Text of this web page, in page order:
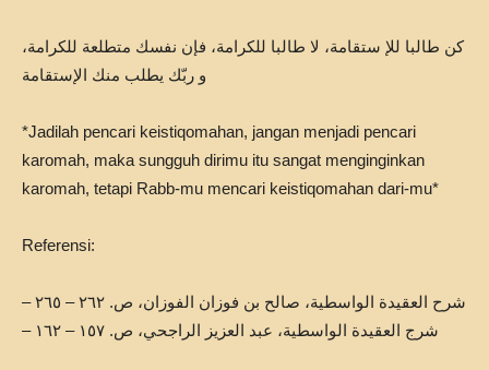
كن طالبا للإ ستقامة، لا طالبا للكرامة، فإن نفسك متطلعة للكرامة،
و ربّك يطلب منك الإستقامة
*Jadilah pencari keistiqomahan, jangan menjadi pencari
karomah, maka sungguh dirimu itu sangat menginginkan
karomah, tetapi Rabb-mu mencari keistiqomahan dari-mu*
Referensi:
– شرح العقيدة الواسطية، صالح بن فوزان الفوزان، ص. ٢٦٢ – ٢٦٥
– شرج العقيدة الواسطية، عبد العزيز الراجحي، ص. ١٥٧ – ١٦٢